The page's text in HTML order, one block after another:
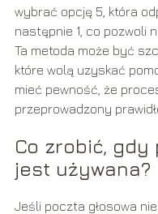
wybrać opcję 5, która
następnie 1, co pozwoli
Ta metoda może być
które wolą uzyskać
mieć pewność, że
przeprowadzony
Co zrobić, gdy
jest używana?
Jeśli poczta głosowa